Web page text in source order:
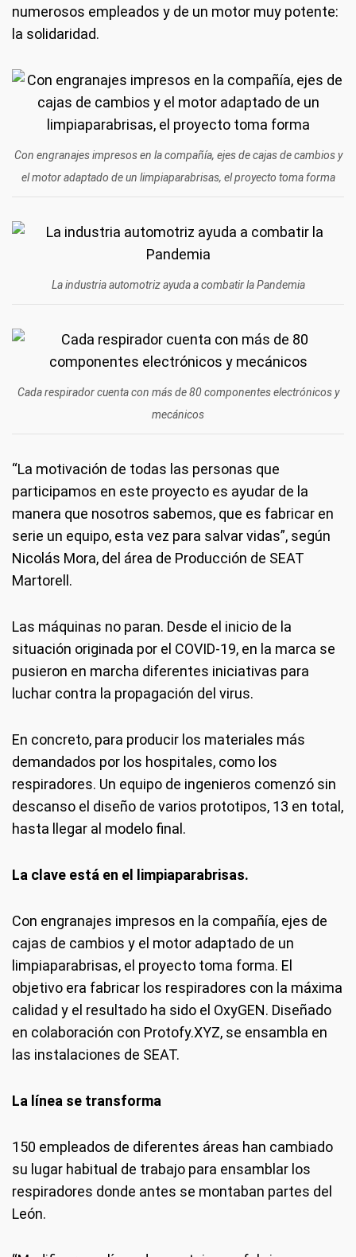
numerosos empleados y de un motor muy potente:
la solidaridad.
Con engranajes impresos en la compañía, ejes de cajas de cambios y
el motor adaptado de un limpiaparabrisas, el proyecto toma forma
La industria automotriz ayuda a combatir la Pandemia
Cada respirador cuenta con más de 80 componentes electrónicos y
mecánicos
“La motivación de todas las personas que
participamos en este proyecto es ayudar de la
manera que nosotros sabemos, que es fabricar en
serie un equipo, esta vez para salvar vidas”, según
Nicolás Mora, del área de Producción de SEAT
Martorell.
Las máquinas no paran. Desde el inicio de la
situación originada por el COVID-19, en la marca se
pusieron en marcha diferentes iniciativas para
luchar contra la propagación del virus.
En concreto, para producir los materiales más
demandados por los hospitales, como los
respiradores. Un equipo de ingenieros comenzó sin
descanso el diseño de varios prototipos, 13 en total,
hasta llegar al modelo final.
La clave está en el limpiaparabrisas.
Con engranajes impresos en la compañía, ejes de
cajas de cambios y el motor adaptado de un
limpiaparabrisas, el proyecto toma forma. El
objetivo era fabricar los respiradores con la máxima
calidad y el resultado ha sido el OxyGEN. Diseñado
en colaboración con Protofy.XYZ, se ensambla en
las instalaciones de SEAT.
La línea se transforma
150 empleados de diferentes áreas han cambiado
su lugar habitual de trabajo para ensamblar los
respiradores donde antes se montaban partes del
León.